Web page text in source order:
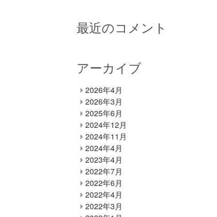
最近のコメント
アーカイブ
2026年4月
2026年3月
2025年6月
2024年12月
2024年11月
2024年4月
2023年4月
2022年7月
2022年6月
2022年4月
2022年3月